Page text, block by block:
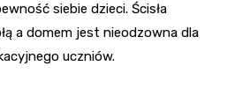
siebie dzieci. Ścisła
a domem jest nieodzowna dla
uczniów.